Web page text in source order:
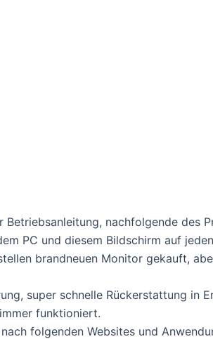
nachfolgende des
PC und diesem Bildschirm auf
brandneuen Monitor gekauft,
super schnelle Rückerstattung in
funktioniert.
folgenden Websites und